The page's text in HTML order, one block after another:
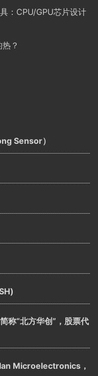
：CPU/GPU芯片设计
？
Sensor）
称“北方华创”，股票代
Microelectronics，